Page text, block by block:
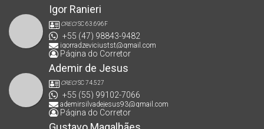
Igor Ranieri
CRECISC 63.696F
+55 (47) 98843-9482
igorradzeviciustst@gmail.com
Página do Corretor
Ademir de Jesus
CRECISC 74.527
+55 (55) 99102-7066
ademirsilvadejesus93@gmail.com
Página do Corretor